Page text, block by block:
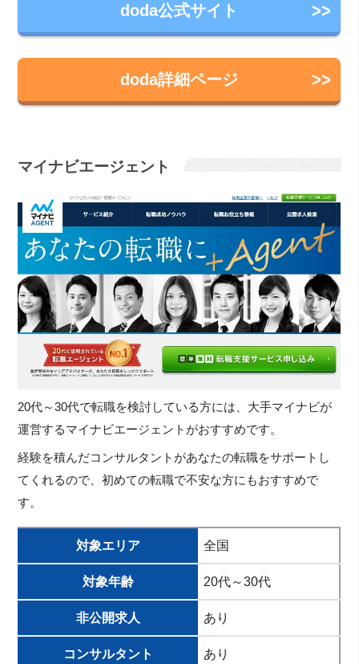
doda公式サイト
doda詳細ページ
マイナビエージェント
20代～30代で転職を検討している方には、大手マイナビが
運営するマイナビエージェントがおすすめです。
経験を積んだコンサルタントがあなたの転職をサポートし
てくれるので、初めての転職で不安な方にもおすすめで
す。
対象エリア 全国
対象年齢 20代～30代
非公開求人 あり
コンサルタント あり